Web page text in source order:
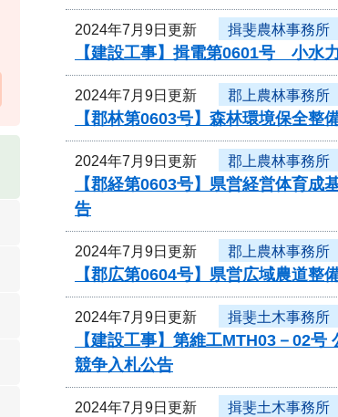
2024年7月9日更新 揖斐農林事務所
【建設工事】揖電第0601号 小
2024年7月9日更新 郡上農林事務所
【郡林第0603号】森林環境保全
2024年7月9日更新 郡上農林事務所
【郡経第0603号】県営経営体育
告
2024年7月9日更新 郡上農林事務所
【郡広第0604号】県営広域農道
2024年7月9日更新 揖斐土木事務所
【建設工事】第維工MTH03－02
競争入札公告
2024年7月9日更新 揖斐土木事務所